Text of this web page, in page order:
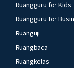
Ruangguru for Kids
Ruangguru for
Ruanguji
Ruangbaca
Ruangkelas